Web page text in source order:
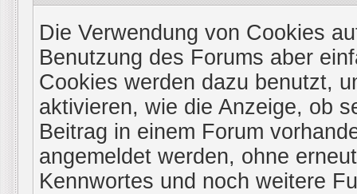
Die Verwendung von Cookies
Benutzung des Forums aber
Cookies werden dazu benutzt,
aktivieren, wie die Anzeige, ob
Beitrag in einem Forum
angemeldet werden, ohne
Kennwortes und noch weitere